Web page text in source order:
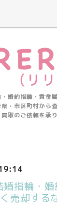
婚約指輪・貴金
・市区町村から
買取のご依頼を承り
婚指輪・
売却する